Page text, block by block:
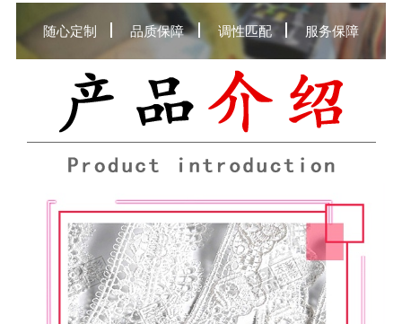
随心定制 品质保障 调性匹配 服务保障